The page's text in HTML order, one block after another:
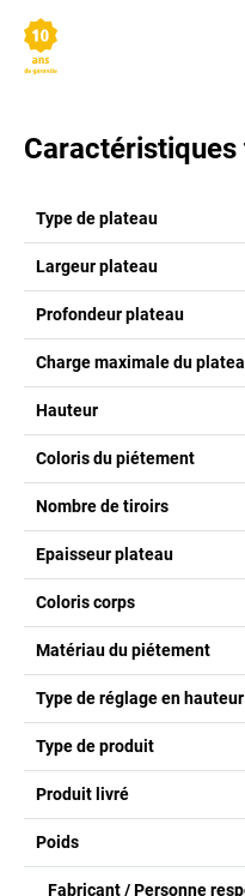
Caractéristiques
Type de plateau
Largeur plateau
Profondeur plateau
Charge maximale du
Hauteur
Coloris du piétement
Nombre de tiroirs
Epaisseur plateau
Coloris corps
Matériau du piétement
Type de réglage en hauteur
Type de produit
Produit livré
Poids
Fabricant / Personne